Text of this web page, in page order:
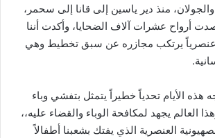
منذ دير ياسين إلى قانا إلى سحمر،
أرواح عشرات آلاف الضحايا، وأكدت أننا
عنصرياً يرتكب مجازره عن سبق تخطيط وهي
هذه الأيام تحدياً خطيراً يتمثل بتفشي وباء
العالم يجهد لمكافحة الوباء والقضاء عليه،،
العنصرية الذي يفتك بشعبنا أطفالاً